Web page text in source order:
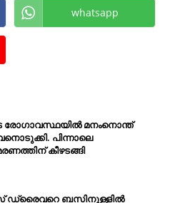
whatsapp
മനംനൊന്ത്
പിന്നാലെ
കീഴടങ്ങി
ഡ്രൈവറെ ബസിനുള്ളിൽ